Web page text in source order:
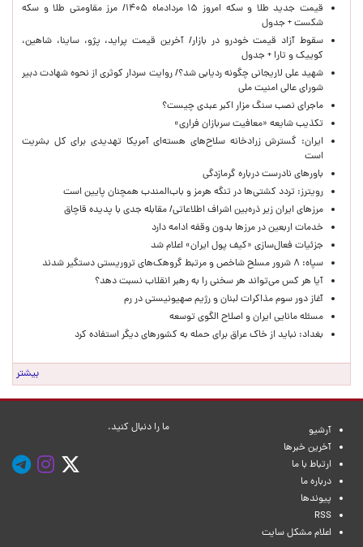
قیمت جدید طلا و سکه امروز ۱۵ مردادماه ۱۴۰۵/ مرز مقاومتی طلا و سکه
شکست + جدول
سقوط آزاد قیمت خودرو در بازار/ آخرین قیمت پراید، پژو، ساینا، شاهین،
کوییک و تارا + جدول
شهید علی لاریجانی چگونه ردیابی شد؟/ روایت سردار کوثری از نحوه شهادت دبیر
شورای عالی امنیت ملی
ماجرای نصب سنگ مزار اکبر عبدی چیست؟
تکذیب شایعه «معافیت سربازان فراری»
ایران: گسترش زرادخانه سلاح‌های هسته‌ای آمریکا تهدیدی برای کل بشریت
است
باورهای نادرست درباره گرمازدگی
رویترز: تردد کشتی‌ها در تنگه هرمز و باب‌المندب همچنان پایین است
مرزهای ایران زیر ذره‌بین اشراف اطلاعاتی/ مقابله جدی با پدیده قاچاق
خدمات اربعین در مرزها بدون وقفه ادامه دارد
جزئیات فعال‌سازی «کیف پول ایران» اعلام شد
سپاه: ۸ شرور مسلح شاخص و مرتبط گروهک‌های تروریستی دستگیر شدند
آیا هر کس می‌تواند هر سخنی را به رهبر انقلاب نسبت دهد؟
آغاز دور سوم مذاکرات لبنان و رژیم صهیونیستی در رم
مسئله مانایی ایران و اصلاح الگوی توسعه
بغداد: نباید از خاک عراق برای حمله به کشورهای دیگر استفاده کرد
بیشتر
آرشیو
آخرین خبرها
ارتباط با ما
درباره ما
پیوندها
RSS
اعلام مشکل سایت
ما را دنبال کنید.